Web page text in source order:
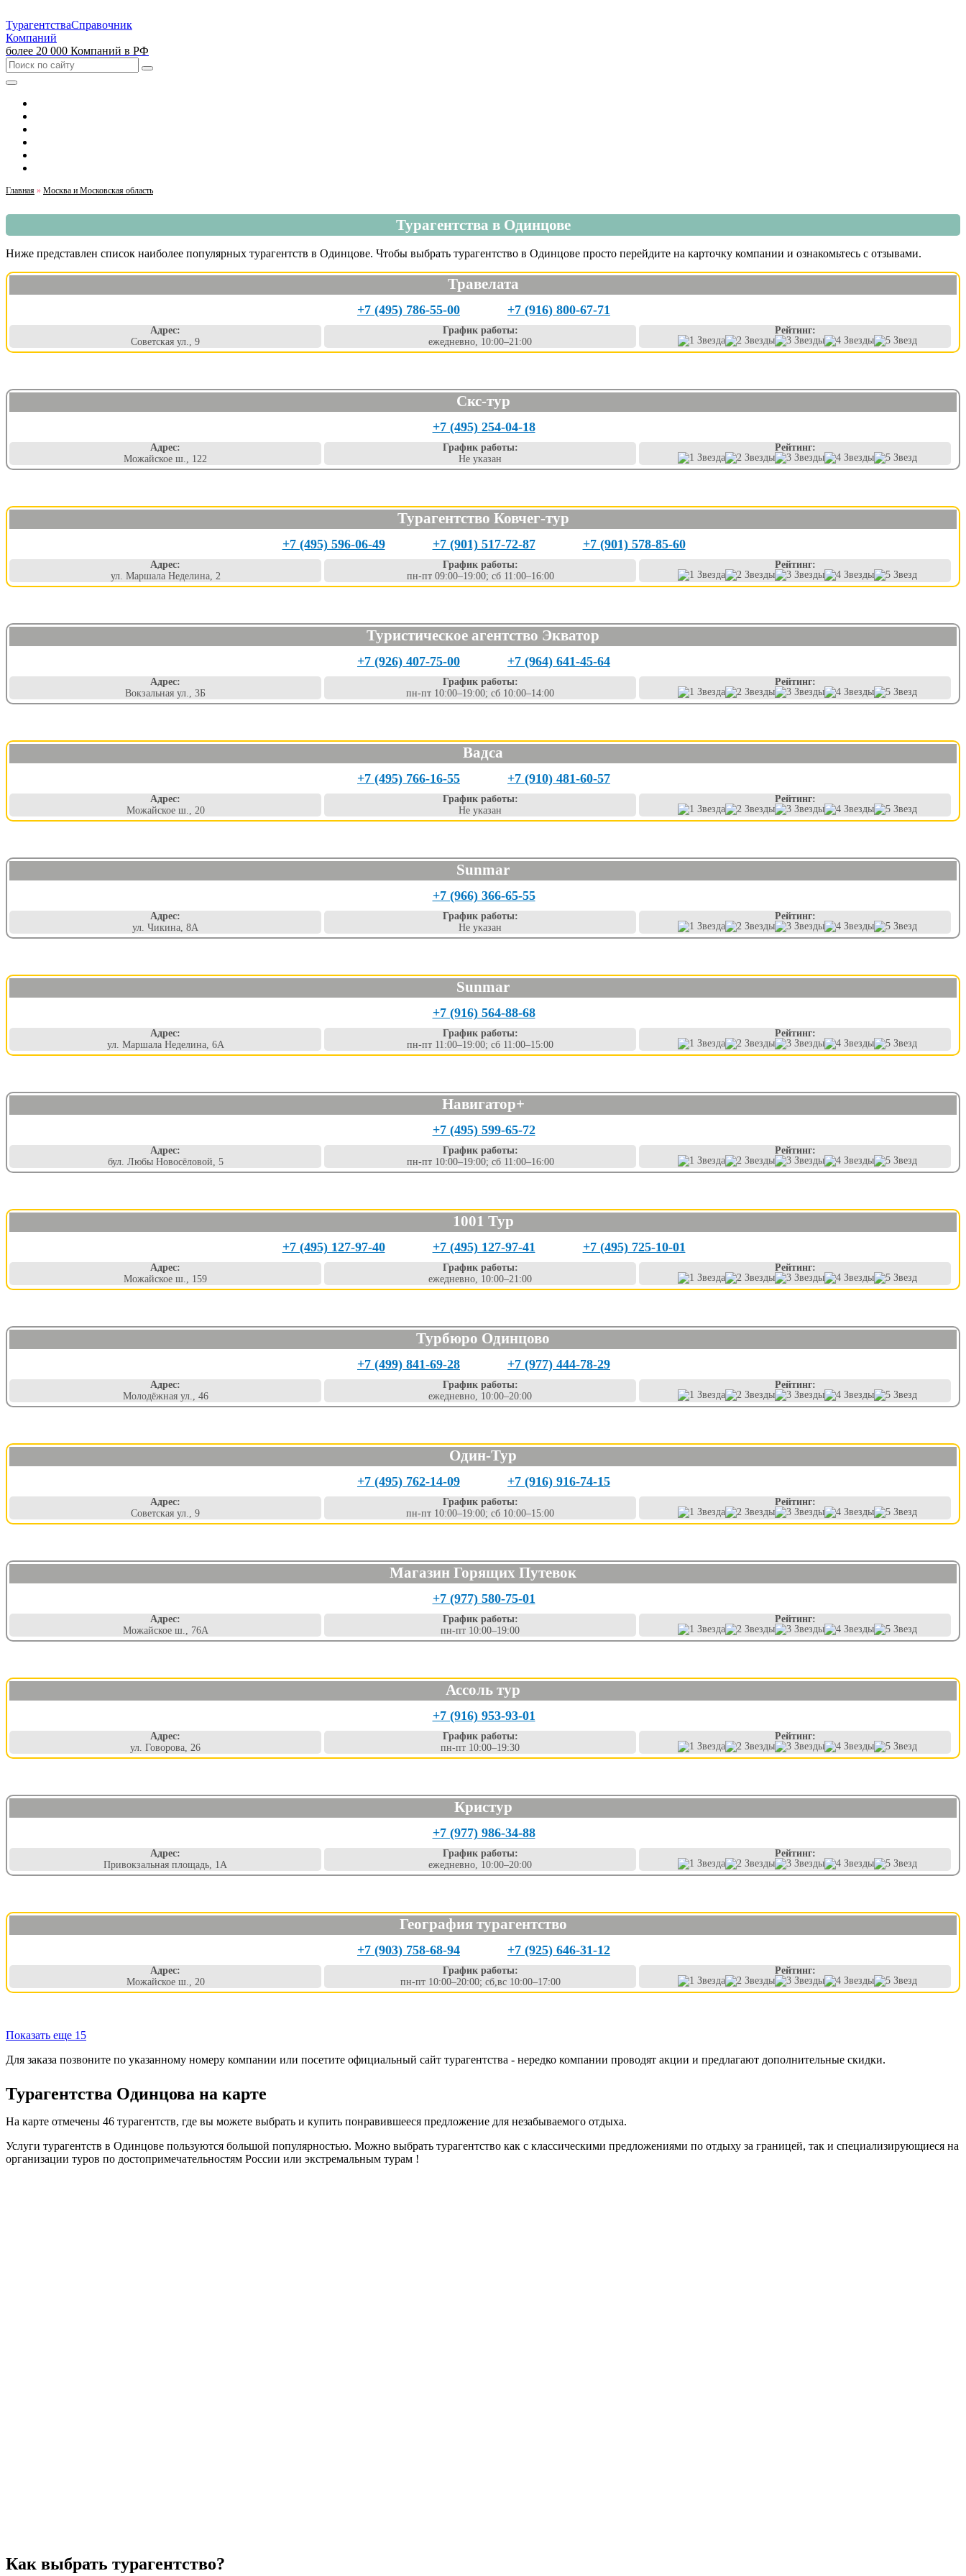
ТурагентстваСправочник
Компаний
более 20 000 Компаний в РФ
Главная » Москва и Московская область
Турагентства в Одинцове
Ниже представлен список наиболее популярных турагентств в Одинцове. Чтобы выбрать турагентство в Одинцове просто перейдите на карточку компании и ознакомьтесь с отзывами.
Травелата
+7 (495) 786-55-00 +7 (916) 800-67-71
Адрес:
Советская ул., 9
График работы:
ежедневно, 10:00–21:00
Рейтинг:
Скс-тур
+7 (495) 254-04-18
Адрес:
Можайское ш., 122
График работы:
Не указан
Рейтинг:
Турагентство Ковчег-тур
+7 (495) 596-06-49 +7 (901) 517-72-87 +7 (901) 578-85-60
Адрес:
ул. Маршала Неделина, 2
График работы:
пн-пт 09:00–19:00; сб 11:00–16:00
Рейтинг:
Туристическое агентство Экватор
+7 (926) 407-75-00 +7 (964) 641-45-64
Адрес:
Вокзальная ул., 3Б
График работы:
пн-пт 10:00–19:00; сб 10:00–14:00
Рейтинг:
Вадса
+7 (495) 766-16-55 +7 (910) 481-60-57
Адрес:
Можайское ш., 20
График работы:
Не указан
Рейтинг:
Sunmar
+7 (966) 366-65-55
Адрес:
ул. Чикина, 8А
График работы:
Не указан
Рейтинг:
Sunmar
+7 (916) 564-88-68
Адрес:
ул. Маршала Неделина, 6А
График работы:
пн-пт 11:00–19:00; сб 11:00–15:00
Рейтинг:
Навигатор+
+7 (495) 599-65-72
Адрес:
бул. Любы Новосёловой, 5
График работы:
пн-пт 10:00–19:00; сб 11:00–16:00
Рейтинг:
1001 Тур
+7 (495) 127-97-40 +7 (495) 127-97-41 +7 (495) 725-10-01
Адрес:
Можайское ш., 159
График работы:
ежедневно, 10:00–21:00
Рейтинг:
Турбюро Одинцово
+7 (499) 841-69-28 +7 (977) 444-78-29
Адрес:
Молодёжная ул., 46
График работы:
ежедневно, 10:00–20:00
Рейтинг:
Один-Тур
+7 (495) 762-14-09 +7 (916) 916-74-15
Адрес:
Советская ул., 9
График работы:
пн-пт 10:00–19:00; сб 10:00–15:00
Рейтинг:
Магазин Горящих Путевок
+7 (977) 580-75-01
Адрес:
Можайское ш., 76А
График работы:
пн-пт 10:00–19:00
Рейтинг:
Ассоль тур
+7 (916) 953-93-01
Адрес:
ул. Говорова, 26
График работы:
пн-пт 10:00–19:30
Рейтинг:
Кристур
+7 (977) 986-34-88
Адрес:
Привокзальная площадь, 1А
График работы:
ежедневно, 10:00–20:00
Рейтинг:
География турагентство
+7 (903) 758-68-94 +7 (925) 646-31-12
Адрес:
Можайское ш., 20
График работы:
пн-пт 10:00–20:00; сб,вс 10:00–17:00
Рейтинг:
Показать еще 15
Для заказа позвоните по указанному номеру компании или посетите официальный сайт турагентства - нередко компании проводят акции и предлагают дополнительные скидки.
Турагентства Одинцова на карте
На карте отмечены 46 турагентств, где вы можете выбрать и купить понравившееся предложение для незабываемого отдыха.
Услуги турагентств в Одинцове пользуются большой популярностью. Можно выбрать турагентство как с классическими предложениями по отдыху за границей, так и специализирующиеся на
организации туров по достопримечательностям России или экстремальным турам !
Как выбрать турагентство?